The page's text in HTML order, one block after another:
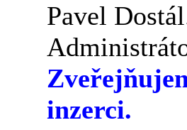
Pavel
inzerci.